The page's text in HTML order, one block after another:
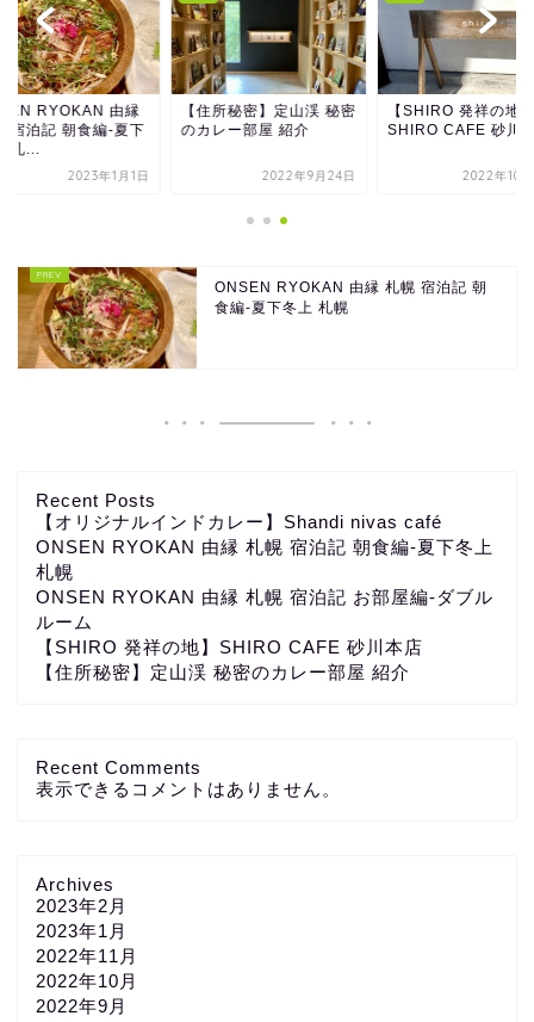
RYOKAN 由縁
宿泊記 朝食編-夏下
札...
2023年1月1日
【住所秘密】定山渓 秘密
のカレー部屋 紹介
2022年9月24日
【SHIRO 発祥の地
SHIRO CAFE 砂川
2022年10
ONSEN RYOKAN 由縁 札幌 宿泊記 朝
食編-夏下冬上 札幌
Recent Posts
【オリジナルインドカレー】Shandi nivas café
ONSEN RYOKAN 由縁 札幌 宿泊記 朝食編-夏下冬上
札幌
ONSEN RYOKAN 由縁 札幌 宿泊記 お部屋編-ダブル
ルーム
【SHIRO 発祥の地】SHIRO CAFE 砂川本店
【住所秘密】定山渓 秘密のカレー部屋 紹介
Recent Comments
表示できるコメントはありません。
Archives
2023年2月
2023年1月
2022年11月
2022年10月
2022年9月